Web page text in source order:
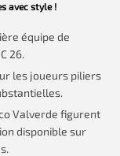
avec style !
équipe de
26.
les joueurs piliers
Valverde figurent
disponible sur